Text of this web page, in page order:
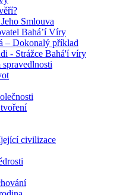
Smlouva
Bahá’í Víry
– Dokonalý příklad
- Strážce Bahá'í víry
civilizace